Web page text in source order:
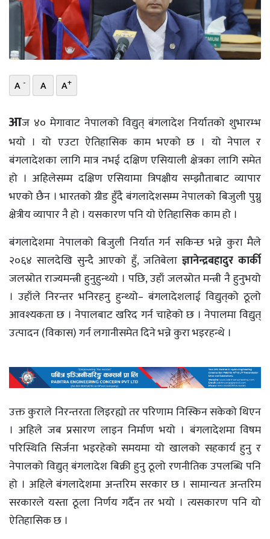
छापा
खोज
प्रोफाइल
ऊर्जा
विशेष
A - A A+
आज ४० मेगावाट नेपालको विद्युत् बंगलादेश निर्यातको शुभारम्भ
भयो । यो एउटा ऐतिहासिक काम भएको छ । यो नेपाल र
बंगलादेशका लागि मात्र नभई दक्षिण एसियाली क्षेत्रका लागि समेत
हो । अहिलेसम्म दक्षिण एसियामा त्रिपक्षीय सम्झौताबाट व्यापार
भएको छैन । भारतको ग्रीड हुँदै बंगलादेशसम्म नेपालको बिजुली पुग्नु
क्षेत्रीय व्यापार नै हो । यसकारण पनि यो ऐतिहासिक काम हो ।
बंगलादेशमा नेपालको बिजुली निर्यात गर्न सकिन्छ भन्ने कुरा मैले
२०६४ सालदेखि सुन्दै आएको हुँ, जतिबेला ज्ञानेन्द्रबहादुर कार्की
जलस्रोत राज्यमन्त्री हुनुहुन्थ्यो । पछि, उहाँ जलस्रोत मन्त्री नै हुनुभयो
। उहाँले निरन्तर भनिरहनु हुन्थ्यो– बंगलादेशलाई विद्युत्‌को ठूलो
आवश्यकता छ । नेपालबाट खरिद गर्न चाहेको छ । नेपालमा विद्युत्
उत्पादन (विकास) गर्न लगानीसमेत दिने भन्ने कुरा भइरहन्थे ।
उक्त कुराले निरन्तरता लिइरह्यो तर परिणाम निस्किन सकेको थिएन
। अहिले जब प्रसारण लाइन निर्माण भयो । बंगलादेशमा विषम
परिस्थिति सिर्जना भइरहेको समयमा यो खालको सहकार्य हुनु र
नेपालको विद्युत् बंगलादेश बिक्री हुनु ठूलो रणनीतिक उपलब्धि पनि
हो । अहिले बंगलादेशमा अन्तरिम सरकार छ । सामान्यतः अन्तरिम
सरकारले यस्ता ठूला निर्णय गर्दैन तर भयो । त्यसकारण पनि यो
ऐतिहासिक छ ।